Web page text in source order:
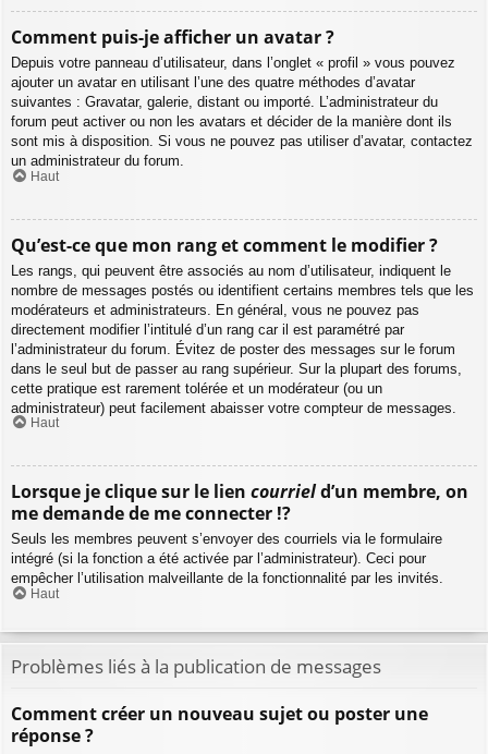
Comment puis-je afficher un avatar ?
Depuis votre panneau d’utilisateur, dans l’onglet « profil » vous pouvez
ajouter un avatar en utilisant l’une des quatre méthodes d’avatar
suivantes : Gravatar, galerie, distant ou importé. L’administrateur du
forum peut activer ou non les avatars et décider de la manière dont ils
sont mis à disposition. Si vous ne pouvez pas utiliser d’avatar, contactez
un administrateur du forum.
Haut
Qu’est-ce que mon rang et comment le modifier ?
Les rangs, qui peuvent être associés au nom d’utilisateur, indiquent le
nombre de messages postés ou identifient certains membres tels que les
modérateurs et administrateurs. En général, vous ne pouvez pas
directement modifier l’intitulé d’un rang car il est paramétré par
l’administrateur du forum. Évitez de poster des messages sur le forum
dans le seul but de passer au rang supérieur. Sur la plupart des forums,
cette pratique est rarement tolérée et un modérateur (ou un
administrateur) peut facilement abaisser votre compteur de messages.
Haut
Lorsque je clique sur le lien courrield’un membre, on
me demande de me connecter !?
Seuls les membres peuvent s’envoyer des courriels via le formulaire
intégré (si la fonction a été activée par l’administrateur). Ceci pour
empêcher l’utilisation malveillante de la fonctionnalité par les invités.
Haut
Problèmes liés à la publication de messages
Comment créer un nouveau sujet ou poster une
réponse ?